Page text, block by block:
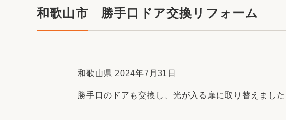
お客さまの声 3Dシミュレ
和歌山市 勝手口ドア交換リフォーム
和歌山県 2024年7月31日
勝手口のドアも交換し、光が入る扉に取り替えました